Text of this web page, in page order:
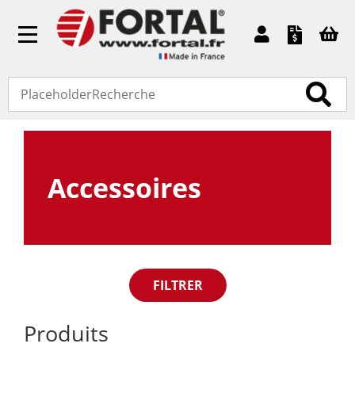
Toggle
Accueil»Pièces détachées
Accessoires
FILTRER
Produits